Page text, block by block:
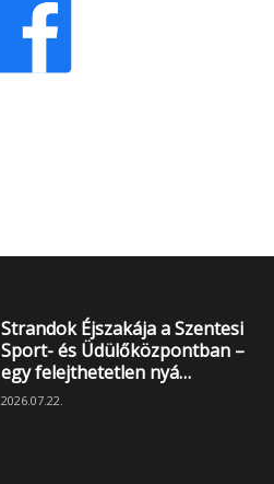
Strandok Éjszakája a Szentesi
Sport- és Üdülőközpontban –
egy felejthetetlen nyá…
2026.07.22.